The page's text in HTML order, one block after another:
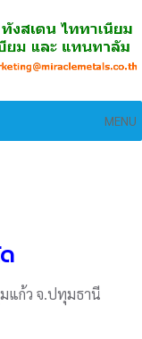
MENU
แก้ว จ.ปทุมธานี